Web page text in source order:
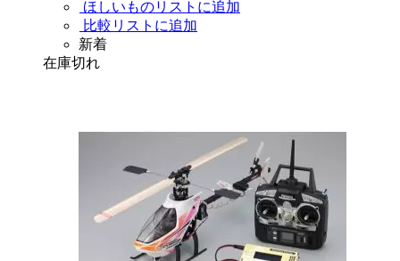
ほしいものリストに追加
比較リストに追加
新着
在庫切れ